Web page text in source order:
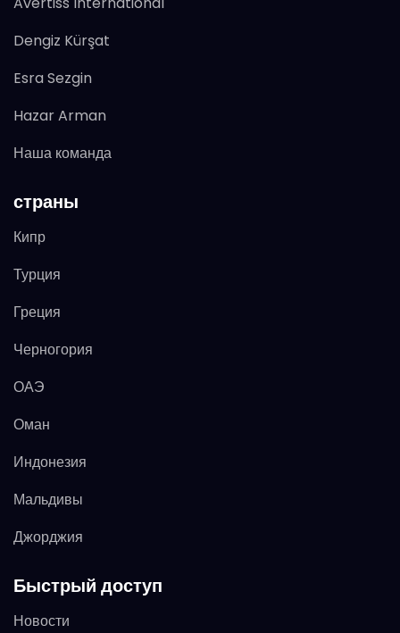
Dengiz Kürşat
Esra Sezgin
Hazar Arman
Наша команда
страны
Кипр
Турция
Греция
Черногория
ОАЭ
Оман
Индонезия
Мальдивы
Джорджия
Быстрый доступ
Новости